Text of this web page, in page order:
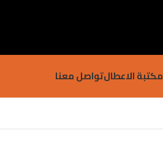
مكتبة الاعطالتواصل معنا